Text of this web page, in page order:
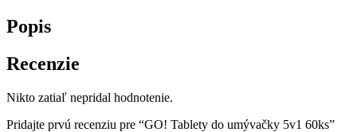
Popis
Recenzie
Nikto zatiaľ nepridal hodnotenie.
Pridajte prvú recenziu pre “GO! Tablety do umývačky 5v1 60ks”